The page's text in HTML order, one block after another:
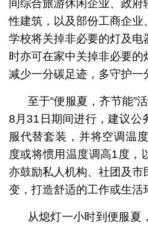
间综合旅游休闲企业、政
性建筑，以及部份工商企业
学校将关掉非必要的灯及电
时亦可在家中关掉非必要
减少一分碳足迹，多守护一
至于“便服夏，齐节能”
8月31日期间进行，建议公
服代替套装，并将空调温
度或将惯用温度调高1度，
亦鼓励私人机构、社团及市
变，打造舒适的工作或生活
从熄灯一小时到便服夏